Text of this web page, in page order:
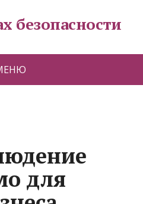
безопасности
для